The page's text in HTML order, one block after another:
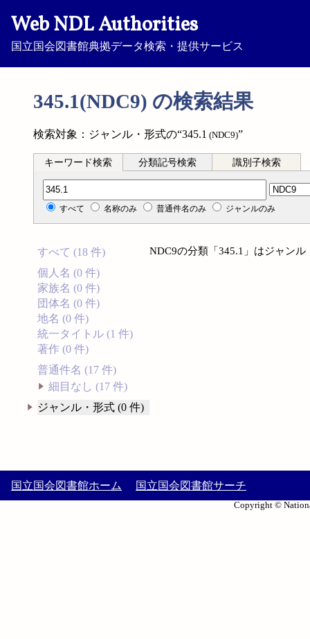
Web NDL Authorities
国立国会図書館典拠データ検索・提供サービス
345.1(NDC9) の検索結果
検索対象：ジャンル・形式の“345.1 (NDC9)”
キーワード検索 分類記号検索 識別子検索
分類記号検索
すべて 名称のみ 普通件名のみ ジャンルのみ
すべて (18 件)
個人名 (0 件)
家族名 (0 件)
団体名 (0 件)
地名 (0 件)
統一タイトル (1 件)
著作 (0 件)
普通件名 (17 件)
細目なし (17 件)
ジャンル・形式 (0 件)
NDC9の分類「345.1」はジャン
国立国会図書館ホーム 国立国会図書館サーチ
Copyright ©